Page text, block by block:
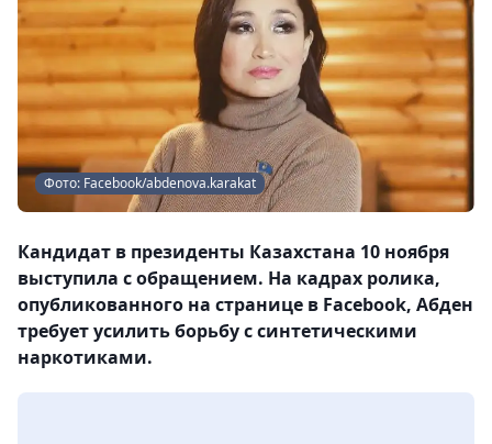
Фото: Facebook/abdenova.karakat
Кандидат в президенты Казахстана 10 ноября
выступила с обращением. На кадрах ролика,
опубликованного на странице в Facebook, Абден
требует усилить борьбу с синтетическими
наркотиками.